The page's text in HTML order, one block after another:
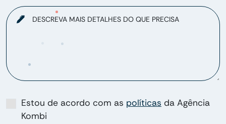
DESCREVA MAIS DETALHES DO QUE PRECISA
Estou de acordo com as políticas da Agência
Kombi